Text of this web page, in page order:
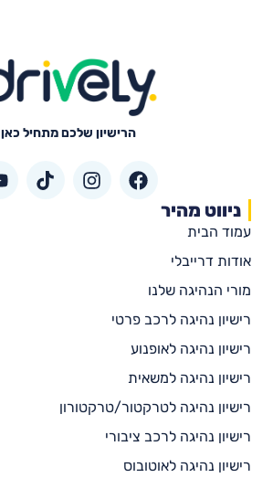
הרישיון שלכם מתחיל כאן
ניווט מהיר
עמוד הבית
אודות דרייבלי
מורי הנהיגה שלנו
רישיון נהיגה לרכב פרטי
רישיון נהיגה לאופנוע
רישיון נהיגה למשאית
רישיון נהיגה לטרקטור/טרקטורון
רישיון נהיגה לרכב ציבורי
רישיון נהיגה לאוטובוס